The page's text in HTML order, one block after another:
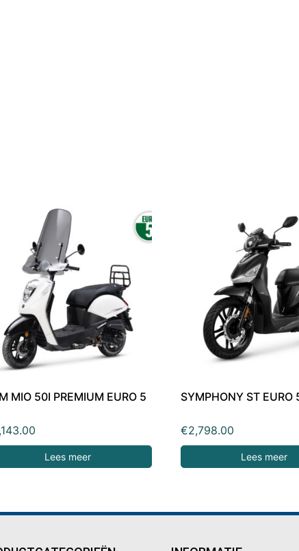
MIO 50I PREMIUM EURO 5
Lees meer
SYMPHONY ST EURO
€2,798.00
Lees meer